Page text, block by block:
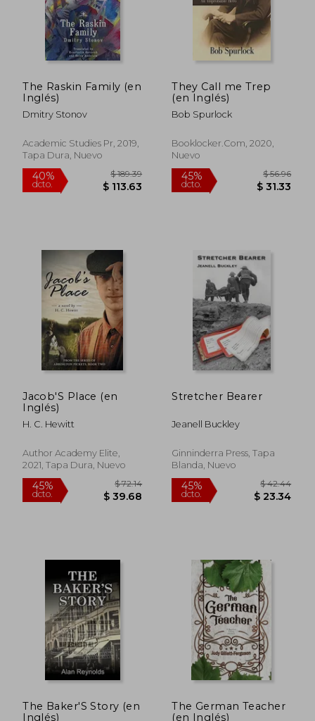
40%
dcto. $ 23.03
40%
dcto.
40%
dcto. $ 32.03
40%
dcto.
The Raskin Family (en
Inglés)
Dmitry Stonov
Academic Studies Pr, 2019,
Tapa Dura, Nuevo
They Call me Trep
(en Inglés)
Bob Spurlock
Booklocker.Com, 2020,
Nuevo
Jacob'S Place (en
Inglés)
H. C. Hewitt
Author Academy Elite,
2021, Tapa Dura, Nuevo
Stretcher Bearer
Jeanell Buckley
Ginninderra Press, Tapa
Blanda, Nuevo
The Baker'S Story (en
Inglés)
The German Teacher
(en Inglés)